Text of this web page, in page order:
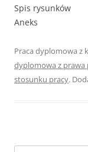
Spis rysunków
Aneks
Praca dyplomowa z
dyplomowa z prawa
stosunku pracy.